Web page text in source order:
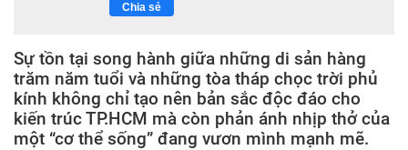
Chia sẻ
Sự tồn tại song hành giữa những di sản hàng
trăm năm tuổi và những tòa tháp chọc trời phủ
kính không chỉ tạo nên bản sắc độc đáo cho
kiến trúc TP.HCM mà còn phản ánh nhịp thở của
một “cơ thể sống” đang vươn mình mạnh mẽ.